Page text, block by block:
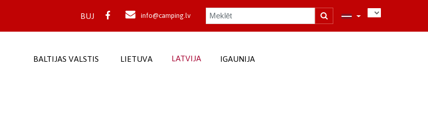
BUJ info@camping.lv
BALTIJAS VALSTIS LIETUVA LATVIJA IGAUNIJA